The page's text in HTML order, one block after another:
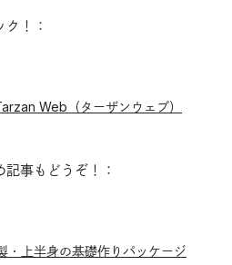
！：
Web（ターザンウェブ）
事もどうぞ！：
・上半身の基礎作りパッケージ